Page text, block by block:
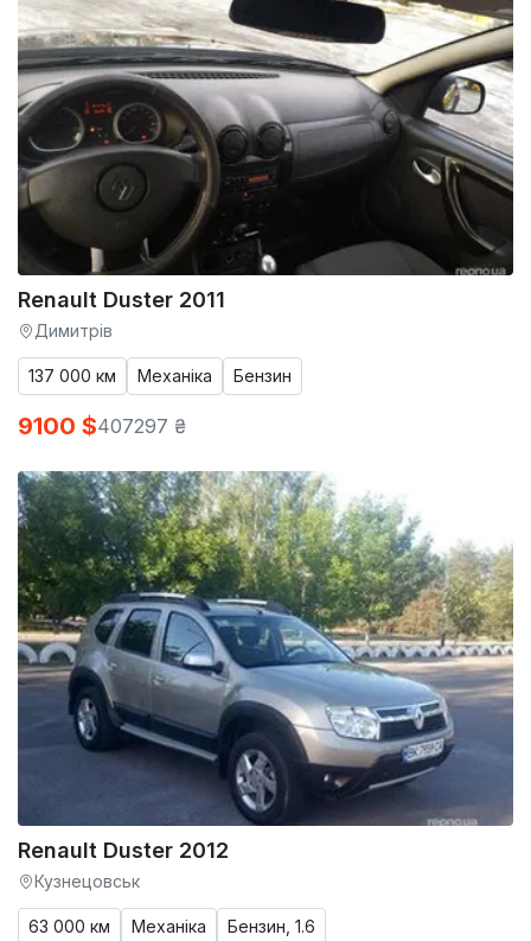
Renault Duster 2011
Димитрів
137 000 км Механіка Бензин
9100 $407297 ₴
Renault Duster 2012
Кузнецовськ
63 000 км Механіка Бензин, 1.6